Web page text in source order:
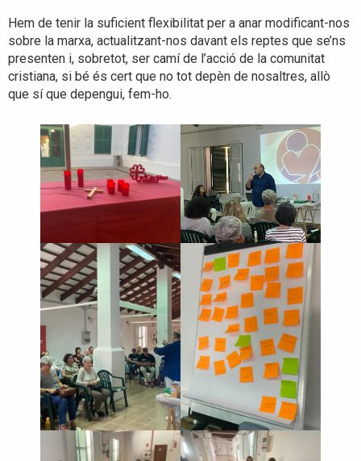
Hem de tenir la suficient flexibilitat per a anar modificant-nos
sobre la marxa, actualitzant-nos davant els reptes que se’ns
presenten i, sobretot, ser camí de l’acció de la comunitat
cristiana, si bé és cert que no tot depèn de nosaltres, allò
que sí que depengui, fem-ho.